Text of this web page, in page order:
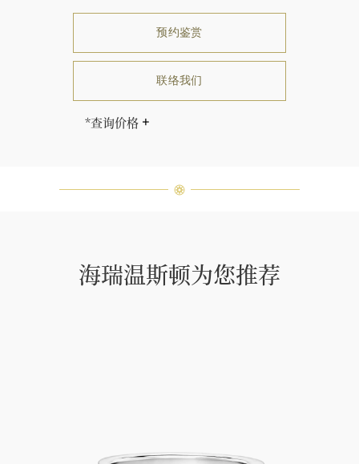
预约鉴赏
联络我们
*查询价格
每一件高级珠宝作品也是如此：每个
海瑞温斯顿为您推荐